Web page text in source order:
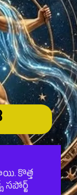
కొత్త
సపోర్ట్